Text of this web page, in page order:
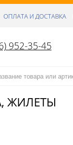
ОПЛАТА И ДОСТАВКА
952-35-45
ЖИЛЕТЫ